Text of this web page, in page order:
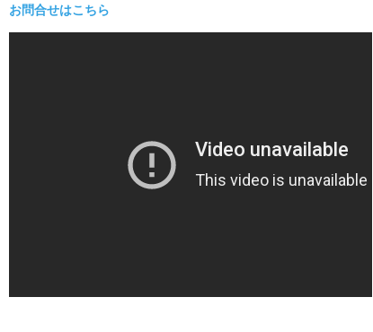
お問合せはこちら